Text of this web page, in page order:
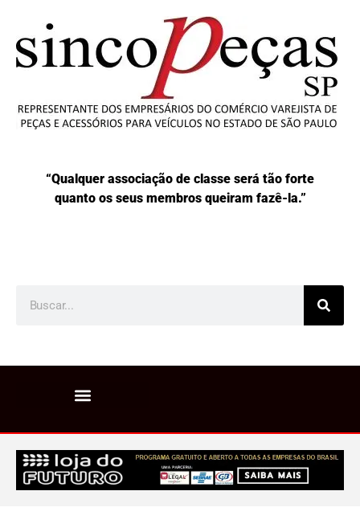
“Qualquer associação de classe será tão forte
quanto os seus membros queiram fazê-la.”